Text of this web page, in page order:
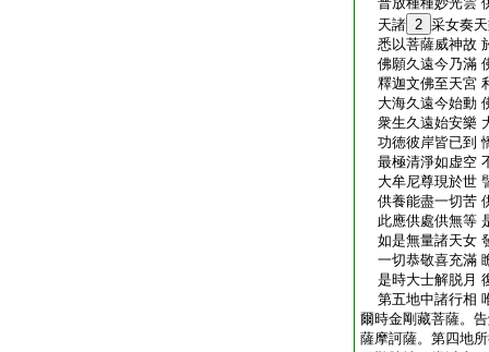
天諸 2 采女奏
悉以菩薩威神故
佛願久遠今乃滿
釋迦文佛至天宮
大海久遠今始動
衆生久遠始安樂
功徳彼岸皆已到
最極清淨如虚空
大牟尼尊現於世
供養能盡一切苦
此應供處供無等
如是無量諸天女
一切恭敬喜充滿
是時大士解脱月
第五地中諸行相
爾時金剛藏菩薩。
薩摩訶薩。第四地